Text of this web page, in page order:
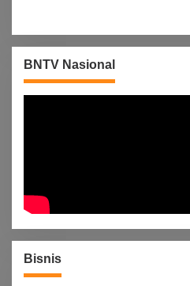
BNTV Nasional
Bisnis